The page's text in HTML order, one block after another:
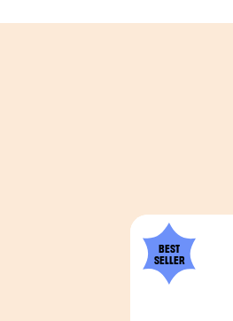
BEST
SELLER